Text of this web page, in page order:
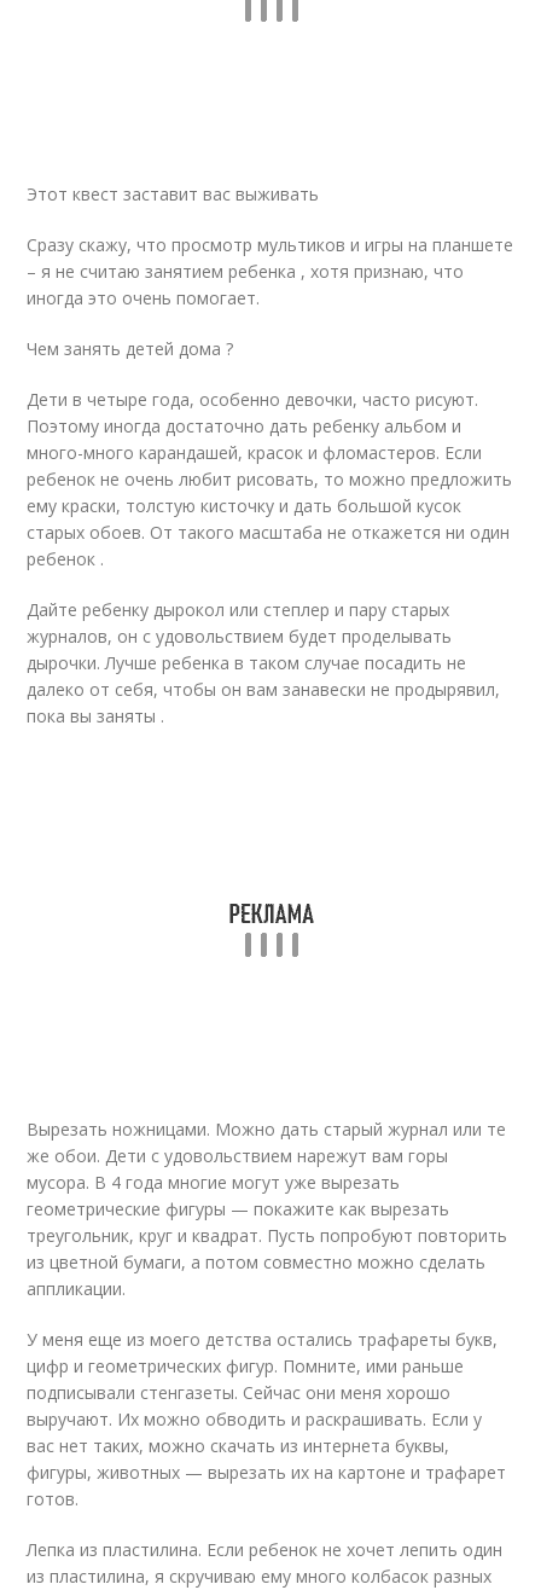
Этот квест заставит вас выживать
Сразу скажу, что просмотр мультиков и игры на планшете
– я не считаю занятием ребенка , хотя признаю, что
иногда это очень помогает.
Чем занять детей дома ?
Дети в четыре года, особенно девочки, часто рисуют.
Поэтому иногда достаточно дать ребенку альбом и
много-много карандашей, красок и фломастеров. Если
ребенок не очень любит рисовать, то можно предложить
ему краски, толстую кисточку и дать большой кусок
старых обоев. От такого масштаба не откажется ни один
ребенок .
Дайте ребенку дырокол или степлер и пару старых
журналов, он с удовольствием будет проделывать
дырочки. Лучше ребенка в таком случае посадить не
далеко от себя, чтобы он вам занавески не продырявил,
пока вы заняты .
Вырезать ножницами. Можно дать старый журнал или те
же обои. Дети с удовольствием нарежут вам горы
мусора. В 4 года многие могут уже вырезать
геометрические фигуры — покажите как вырезать
треугольник, круг и квадрат. Пусть попробуют повторить
из цветной бумаги, а потом совместно можно сделать
аппликации.
У меня еще из моего детства остались трафареты букв,
цифр и геометрических фигур. Помните, ими раньше
подписывали стенгазеты. Сейчас они меня хорошо
выручают. Их можно обводить и раскрашивать. Если у
вас нет таких, можно скачать из интернета буквы,
фигуры, животных — вырезать их на картоне и трафарет
готов.
Лепка из пластилина. Если ребенок не хочет лепить один
из пластилина, я скручиваю ему много колбасок разных